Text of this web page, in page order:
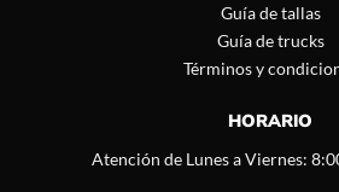
Guía de tallas
Guía de trucks
Términos y
HORARIO
Atención de Lunes a Viernes: